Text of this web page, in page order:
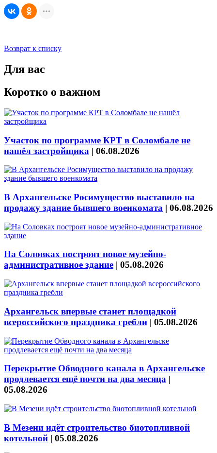
Возврат к списку
Для вас
Коротко о важном
Участок по программе КРТ в Соломбале не
нашёл застройщика | 06.08.2026
В Архангельске Росимущество выставило на
продажу здание бывшего военкомата | 06.08.2026
На Соловках построят новое музейно-
административное здание | 05.08.2026
Архангельск впервые станет площадкой
всероссийского праздника гребли | 05.08.2026
Перекрытие Обводного канала в Архангельске
продлевается ещё почти на два месяца |
05.08.2026
В Мезени идёт строительство биотопливной
котельной | 05.08.2026